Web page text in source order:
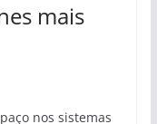
mais
nos sistemas